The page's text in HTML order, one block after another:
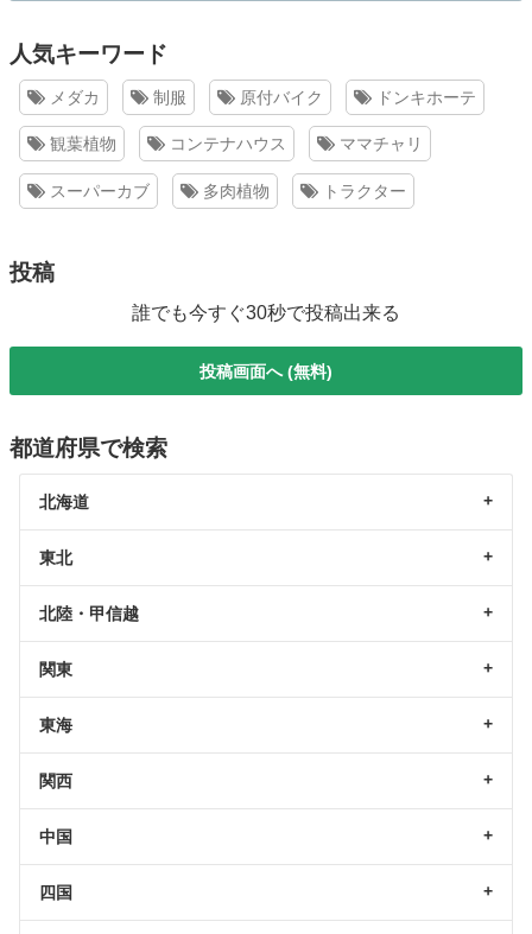
人気キーワード
メダカ 制服 原付バイク ドンキホーテ
観葉植物 コンテナハウス ママチャリ
スーパーカブ 多肉植物 トラクター
投稿
誰でも今すぐ30秒で投稿出来る
投稿画面へ (無料)
都道府県で検索
北海道
東北
北陸・甲信越
関東
東海
関西
中国
四国